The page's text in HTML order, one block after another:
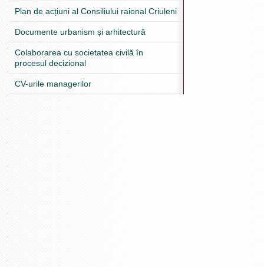
Plan de acțiuni al Consiliului raional Criuleni
Documente urbanism și arhitectură
Colaborarea cu societatea civilă în
procesul decizional
CV-urile managerilor